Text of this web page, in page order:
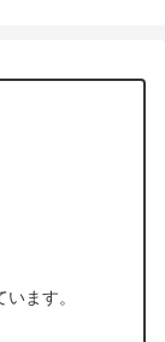
ます。